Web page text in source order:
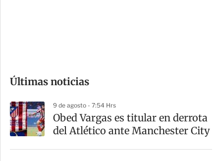
m
a
r
t
Últimas noticias
9 de agosto - 7:54 Hrs
Obed Vargas es titular en derrota
del Atlético ante Manchester City